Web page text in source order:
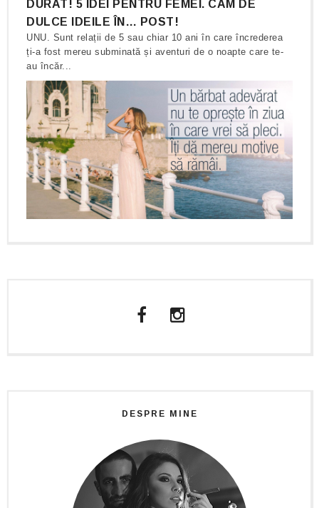
DURAT! 5 IDEI PENTRU FEMEI. CAM DE
DULCE IDEILE ÎN… POST!
UNU. Sunt relații de 5 sau chiar 10 ani în care încrederea
ți-a fost mereu subminată și aventuri de o noapte care te-
au încăr...
DESPRE MINE